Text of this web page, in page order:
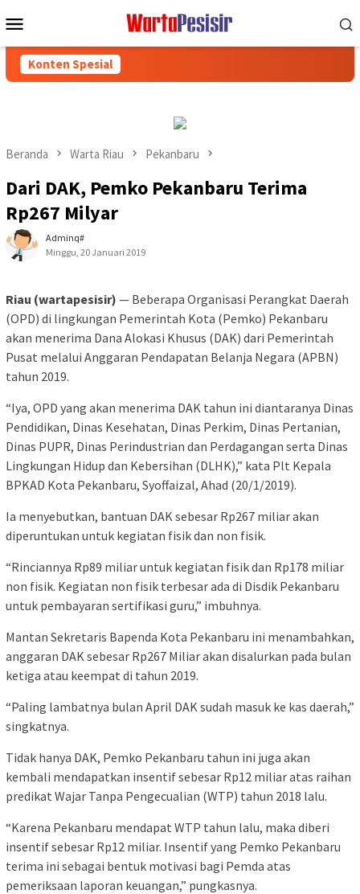
ke
Mobile
Konten Spesial
Beranda Warta Riau Pekanbaru
Dari DAK, Pemko Pekanbaru Terima
Rp267 Milyar
Adminq#
Minggu, 20 Januari 2019
Riau (wartapesisir) — Beberapa Organisasi Perangkat Daerah
(OPD) di lingkungan Pemerintah Kota (Pemko) Pekanbaru
akan menerima Dana Alokasi Khusus (DAK) dari Pemerintah
Pusat melalui Anggaran Pendapatan Belanja Negara (APBN)
tahun 2019.
“Iya, OPD yang akan menerima DAK tahun ini diantaranya Dinas
Pendidikan, Dinas Kesehatan, Dinas Perkim, Dinas Pertanian,
Dinas PUPR, Dinas Perindustrian dan Perdagangan serta Dinas
Lingkungan Hidup dan Kebersihan (DLHK),” kata Plt Kepala
BPKAD Kota Pekanbaru, Syoffaizal, Ahad (20/1/2019).
Ia menyebutkan, bantuan DAK sebesar Rp267 miliar akan
diperuntukan untuk kegiatan fisik dan non fisik.
“Rinciannya Rp89 miliar untuk kegiatan fisik dan Rp178 miliar
non fisik. Kegiatan non fisik terbesar ada di Disdik Pekanbaru
untuk pembayaran sertifikasi guru,” imbuhnya.
Mantan Sekretaris Bapenda Kota Pekanbaru ini menambahkan,
anggaran DAK sebesar Rp267 Miliar akan disalurkan pada bulan
ketiga atau keempat di tahun 2019.
“Paling lambatnya bulan April DAK sudah masuk ke kas daerah,”
singkatnya.
Tidak hanya DAK, Pemko Pekanbaru tahun ini juga akan
kembali mendapatkan insentif sebesar Rp12 miliar atas raihan
predikat Wajar Tanpa Pengecualian (WTP) tahun 2018 lalu.
“Karena Pekanbaru mendapat WTP tahun lalu, maka diberi
insentif sebesar Rp12 miliar. Insentif yang Pemko Pekanbaru
terima ini sebagai bentuk motivasi bagi Pemda atas
pemeriksaan laporan keuangan,” pungkasnya.